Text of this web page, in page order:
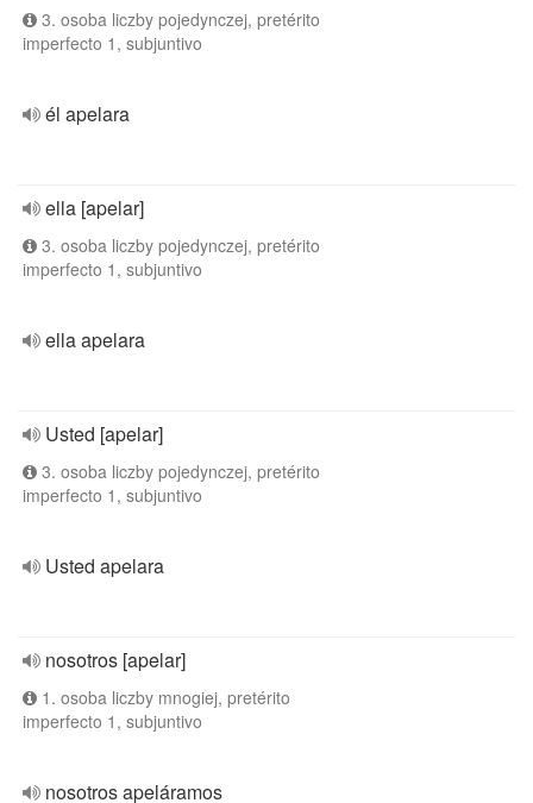
3. osoba liczby pojedynczej, pretérito
imperfecto 1, subjuntivo
él apelara
ella [apelar]
3. osoba liczby pojedynczej, pretérito
imperfecto 1, subjuntivo
ella apelara
Usted [apelar]
3. osoba liczby pojedynczej, pretérito
imperfecto 1, subjuntivo
Usted apelara
nosotros [apelar]
1. osoba liczby mnogiej, pretérito
imperfecto 1, subjuntivo
nosotros apeláramos